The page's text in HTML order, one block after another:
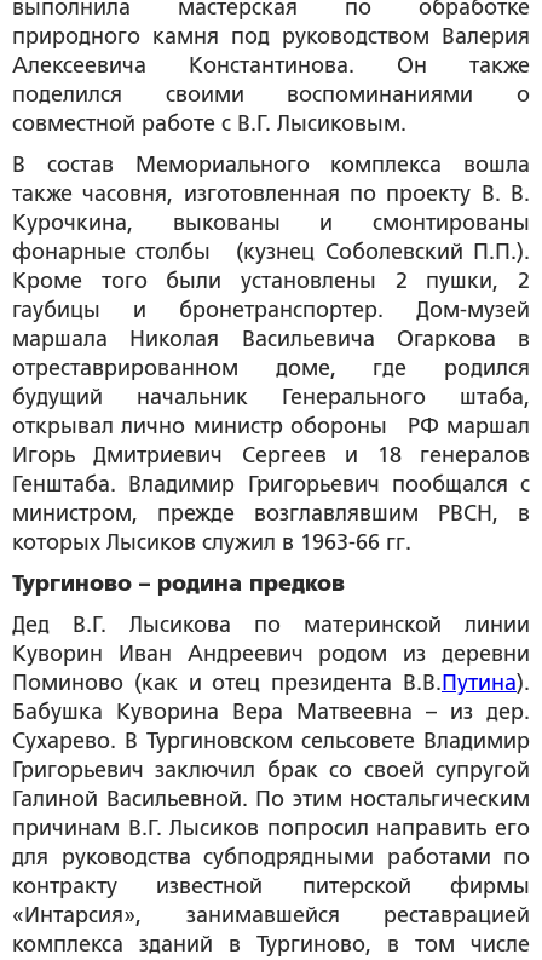
выполнила мастерская по обработке
природного камня под руководством Валерия
Алексеевича Константинова. Он также
поделился своими воспоминаниями о
совместной работе с В.Г. Лысиковым.
В состав Мемориального комплекса вошла
также часовня, изготовленная по проекту В. В.
Курочкина, выкованы и смонтированы
фонарные столбы (кузнец Соболевский П.П.).
Кроме того были установлены 2 пушки, 2
гаубицы и бронетранспортер. Дом-музей
маршала Николая Васильевича Огаркова в
отреставрированном доме, где родился
будущий начальник Генерального штаба,
открывал лично министр обороны РФ маршал
Игорь Дмитриевич Сергеев и 18 генералов
Генштаба. Владимир Григорьевич пообщался с
министром, прежде возглавлявшим РВСН, в
которых Лысиков служил в 1963-66 гг.
Тургиново – родина предков
Дед В.Г. Лысикова по материнской линии
Куворин Иван Андреевич родом из деревни
Поминово (как и отец президента В.В. Путина).
Бабушка Куворина Вера Матвеевна – из дер.
Сухарево. В Тургиновском сельсовете Владимир
Григорьевич заключил брак со своей супругой
Галиной Васильевной. По этим ностальгическим
причинам В.Г. Лысиков попросил направить его
для руководства субподрядными работами по
контракту известной питерской фирмы
«Интарсия», занимавшейся реставрацией
комплекса зданий в Тургиново, в том числе